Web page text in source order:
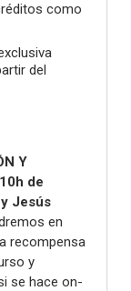
como
del
Y
de
Jesús
en
recompensa
y
se hace on-